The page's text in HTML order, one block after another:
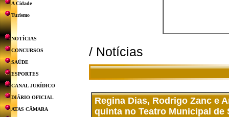
A Cidade
Turismo
NOTÍCIAS
CONCURSOS
SAÚDE
ESPORTES
CANAL JURÍDICO
DIÁRIO OFICIAL
ATAS CÂMARA
/ Notícias
Regina Dias, Rodrigo Zanc e
quinta no Teatro Municipal de